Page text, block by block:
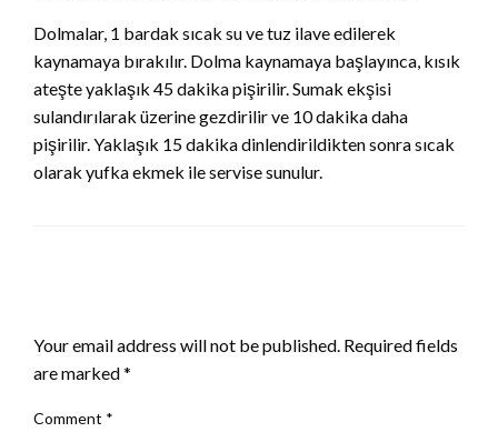
Dolmalar, 1 bardak sıcak su ve tuz ilave edilerek
kaynamaya bırakılır. Dolma kaynamaya başlayınca, kısık
ateşte yaklaşık 45 dakika pişirilir. Sumak ekşisi
sulandırılarak üzerine gezdirilir ve 10 dakika daha
pişirilir. Yaklaşık 15 dakika dinlendirildikten sonra sıcak
olarak yufka ekmek ile servise sunulur.
Your email address will not be published. Required fields
are marked*
Comment *